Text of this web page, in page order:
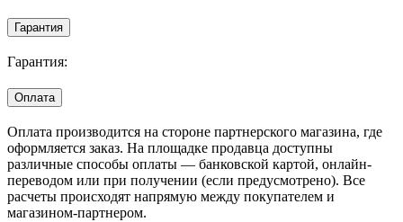
Гарантия
Гарантия:
Оплата
Оплата производится на стороне партнерского магазина, где
оформляется заказ. На площадке продавца доступны
различные способы оплаты — банковской картой, онлайн-
переводом или при получении (если предусмотрено). Все
расчеты происходят напрямую между покупателем и
магазином-партнером.